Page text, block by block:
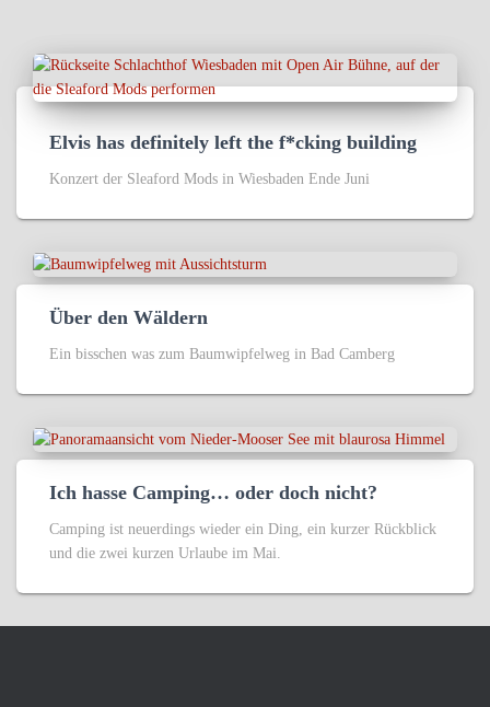
Elvis has definitely left the f*cking building
Konzert der Sleaford Mods in Wiesbaden Ende Juni
Über den Wäldern
Ein bisschen was zum Baumwipfelweg in Bad Camberg
Ich hasse Camping… oder doch nicht?
Camping ist neuerdings wieder ein Ding, ein kurzer Rückblick
und die zwei kurzen Urlaube im Mai.